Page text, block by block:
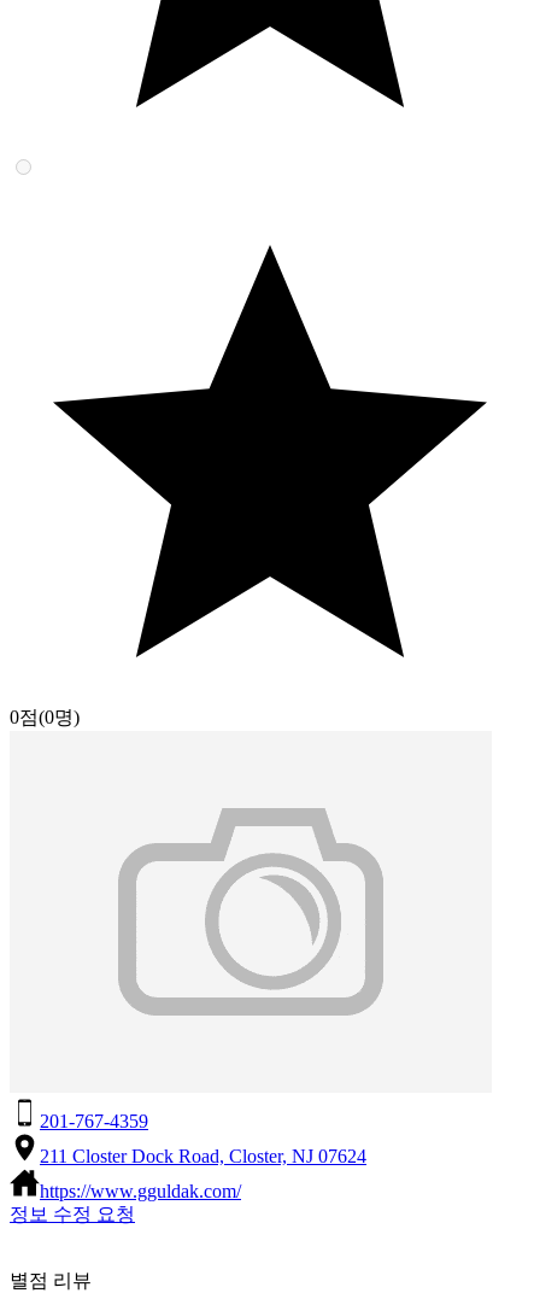
0점(0명)
201-767-4359
211 Closter Dock Road, Closter, NJ 07624
https://www.gguldak.com/
정보 수정 요청
별점 리뷰